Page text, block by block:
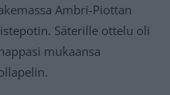
Ambri-Piottan
Säterille ottelu oli
mukaansa